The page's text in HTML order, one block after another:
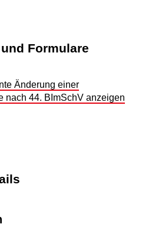
Formulare
Änderung einer
nach 44. BImSchV anzeigen